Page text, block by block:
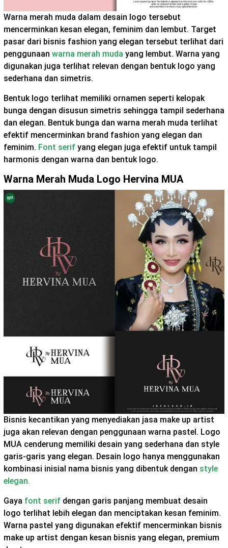
Warna merah muda dalam desain logo tersebut
mencerminkan kesan elegan, feminim dan lembut. Target
pasar dari bisnis fashion yang elegan tersebut terlihat dari
penggunaan warna merah muda yang lembut. Warna yang
digunakan juga terlihat relevan dengan bentuk logo yang
sederhana dan simetris.
Bentuk logo terlihat memiliki ornamen seperti kelopak
bunga dengan disusun simetris sehingga tampil sederhana
dan elegan. Bentuk bunga dan warna merah muda terlihat
efektif mencerminkan brand fashion yang elegan dan
feminim. Font serif yang elegan juga efektif untuk tampil
harmonis dengan warna dan bentuk logo.
Warna Merah Muda Logo Hervina MUA
Bisnis kecantikan yang menyediakan jasa make up artist
juga akan relevan dengan penggunaan warna pastel. Logo
MUA cenderung memiliki desain yang sederhana dan style
garis-garis yang elegan. Desain logo hanya menggunakan
kombinasi inisial nama bisnis yang dibentuk dengan style
elegan.
Gaya font serif dengan garis panjang membuat desain
logo terlihat lebih elegan dan menciptakan kesan feminim.
Warna pastel yang digunakan efektif mencerminkan bisnis
make up artist dengan kesan bisnis yang elegan, premium